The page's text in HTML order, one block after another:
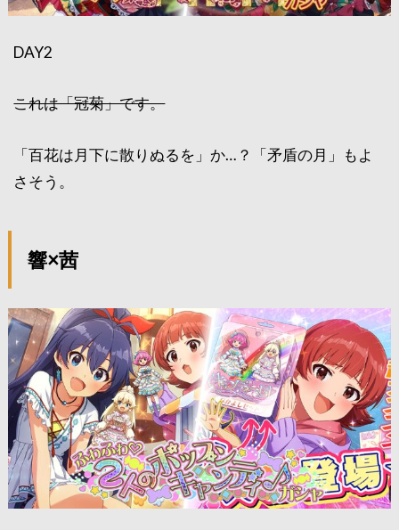
DAY2
これは「冠菊」です。
「百花は月下に散りぬるを」か…？「矛盾の月」もよ
さそう。
響×茜